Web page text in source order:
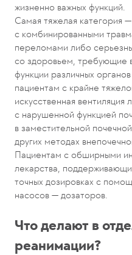
жизненно важных функций.
Самая тяжелая категория
с комбинированными
переломами либо
со здоровьем, требующие
функции различных
пациентам с крайне
искусственная вентиляция
с нарушенной функцией
в заместительной
других методах
Пациентам с обширными
лекарства,
точных дозировках с
насосов — дозаторов.
Что делают в
реанимации?